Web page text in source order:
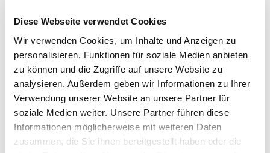
Diese Webseite verwendet Cookies
Wir verwenden Cookies, um Inhalte und Anzeigen zu
personalisieren, Funktionen für soziale Medien anbieten
zu können und die Zugriffe auf unsere Website zu
analysieren. Außerdem geben wir Informationen zu Ihrer
Verwendung unserer Website an unsere Partner für
soziale Medien weiter. Unsere Partner führen diese
Informationen möglicherweise mit weiteren Daten
zusammen, die Sie ihnen bereitgestellt haben oder die
gesamter Thread:
„AZ“: Jens Lehmann will 1860 kaufen -tomtom
,
10.09.2025, 09:22
„AZ“: Jens Lehmann will 1860 kaufen- laimerloewe (c)
10.09.2025, 09:31
„AZ“: Jens Lehmann will 1860 kaufen-hjs serious
businessman,10.09.2025, 09:37
„AZ“: Jens Lehmann will 1860 kaufen-Otti,
10.09.2025, 09:46
10.09.2025, 17:46